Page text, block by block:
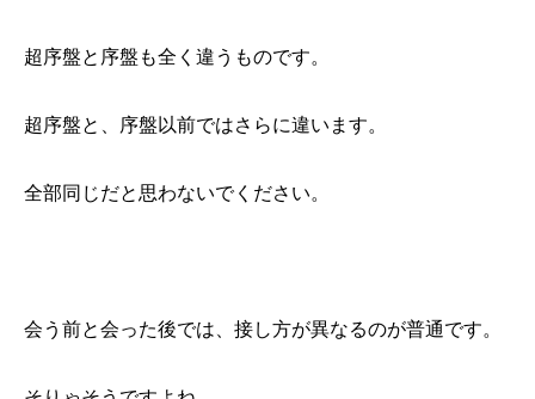
超序盤と序盤も全く違うものです。
超序盤と、序盤以前ではさらに違います。
全部同じだと思わないでください。
会う前と会った後では、接し方が異なるのが普通です。